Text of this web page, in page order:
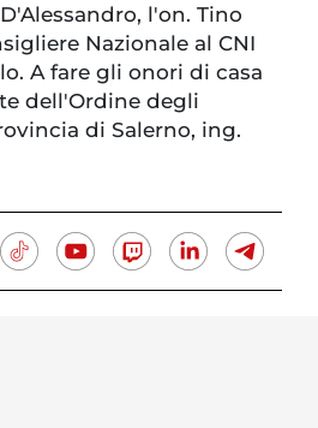
l'on. Tino
Nazionale al CNI
A fare gli onori di casa
dell'Ordine degli
di Salerno, ing.